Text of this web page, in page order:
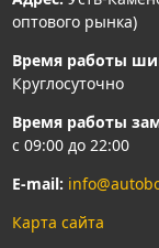
оптового рынка)
Время работы
Круглосуточно
Время работы
с 09:00 до 22:00
E-mail:
Карта сайта